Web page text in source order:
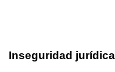
Inseguridad jurídica